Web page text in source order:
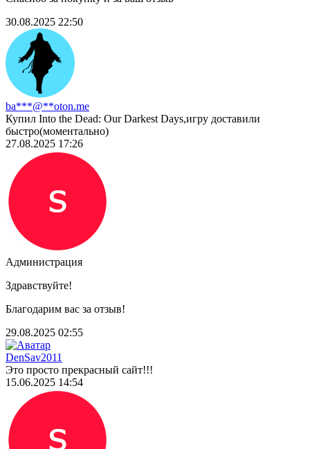
30.08.2025 22:50
ba***@**oton.me
Купил Into the Dead: Our Darkest Days,игру доставили
быстро(моментально)
27.08.2025 17:26
Администрация
Здравствуйте!
Благодарим вас за отзыв!
29.08.2025 02:55
DenSav2011
Это просто прекрасный сайт!!!
15.06.2025 14:54